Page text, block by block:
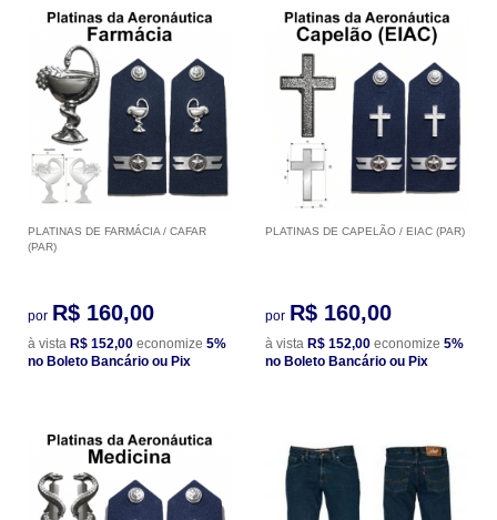
PLATINAS DE FARMÁCIA / CAFAR
(PAR)
por R$ 160,00
à vista R$ 152,00 economize 5%
no Boleto Bancário ou Pix
PLATINAS DE CAPELÃO / EIAC (PAR)
por R$ 160,00
à vista R$ 152,00 economize 5%
no Boleto Bancário ou Pix